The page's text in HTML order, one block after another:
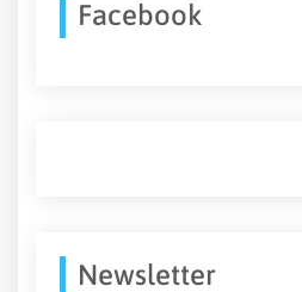
Facebook
Newsletter